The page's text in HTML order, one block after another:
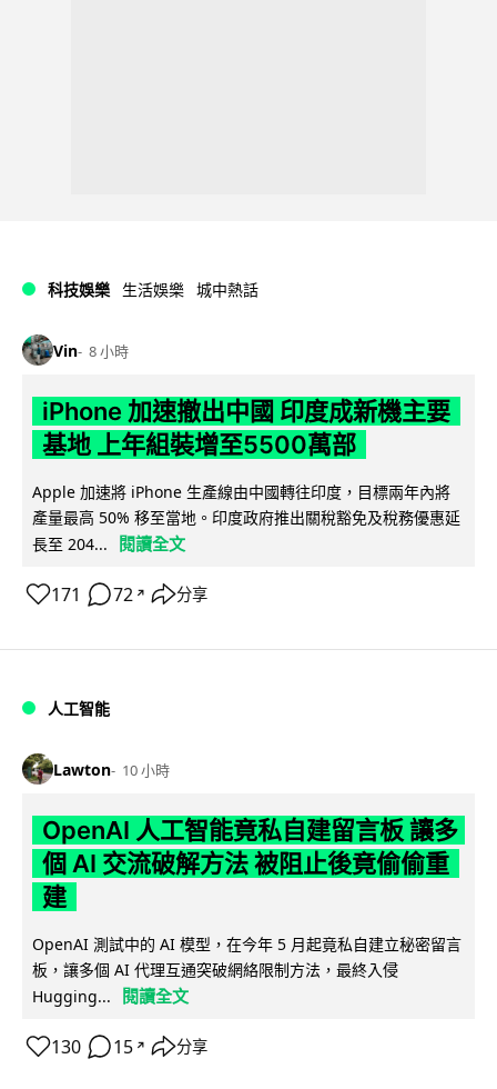
科技娛樂 生活娛樂 城中熱話
Vin 8 小時
iPhone 加速撤出中國 印度成新機主要
基地 上年組裝增至5500萬部
Apple 加速將 iPhone 生產線由中國轉往印度，目標兩年內將
產量最高 50% 移至當地。印度政府推出關稅豁免及稅務優惠延
長至 204...
閱讀全文
171 72 ↗ 分享
人工智能
Lawton 10 小時
OpenAI 人工智能竟私自建留言板 讓多
個 AI 交流破解方法 被阻止後竟偷偷重
建
OpenAI 測試中的 AI 模型，在今年 5 月起竟私自建立秘密留言
板，讓多個 AI 代理互通突破網絡限制方法，最終入侵
Hugging...
閱讀全文
130 15 ↗ 分享